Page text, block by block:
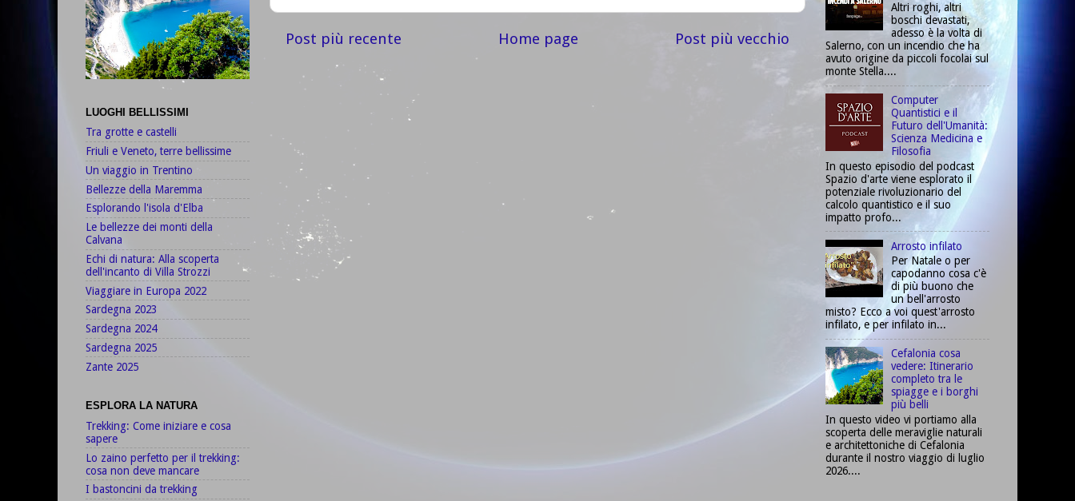
Post più recente Post più vecchio
Home page
LUOGHI BELLISSIMI
Tra grotte e castelli
Friuli e Veneto, terre bellissime
Un viaggio in Trentino
Bellezze della Maremma
Esplorando l'isola d'Elba
Le bellezze dei monti della
Calvana
Echi di natura: Alla scoperta
dell'incanto di Villa Strozzi
Viaggiare in Europa 2022
Sardegna 2023
Sardegna 2024
Sardegna 2025
Zante 2025
ESPLORA LA NATURA
Trekking: Come iniziare e cosa
sapere
Lo zaino perfetto per il trekking:
cosa non deve mancare
I bastoncini da trekking
Altri roghi, altri
boschi devastati,
adesso è la volta di
Salerno, con un incendio che ha
avuto origine da piccoli focolai sul
monte Stella....
Computer
Quantistici e il
Futuro dell'Umanità:
Scienza Medicina e
Filosofia
In questo episodio del podcast
Spazio d'arte viene esplorato il
potenziale rivoluzionario del
calcolo quantistico e il suo
impatto profo...
Arrosto infilato
Per Natale o per
capodanno cosa c'è
di più buono che
un bell'arrosto
misto? Ecco a voi quest'arrosto
infilato, e per infilato in...
Cefalonia cosa
vedere: Itinerario
completo tra le
spiagge e i borghi
più belli
In questo video vi portiamo alla
scoperta delle meraviglie naturali
e architettoniche di Cefalonia
durante il nostro viaggio di luglio
2026....